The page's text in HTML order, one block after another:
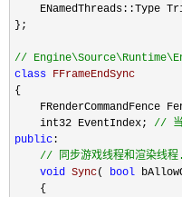
ENamedThreads::Type
};
//
class FFrameEndSync
{
FRenderCommandFence
    int32 EventIndex;
//
public :
// 同步游戏线程和渲染线
void Sync( bool
    {